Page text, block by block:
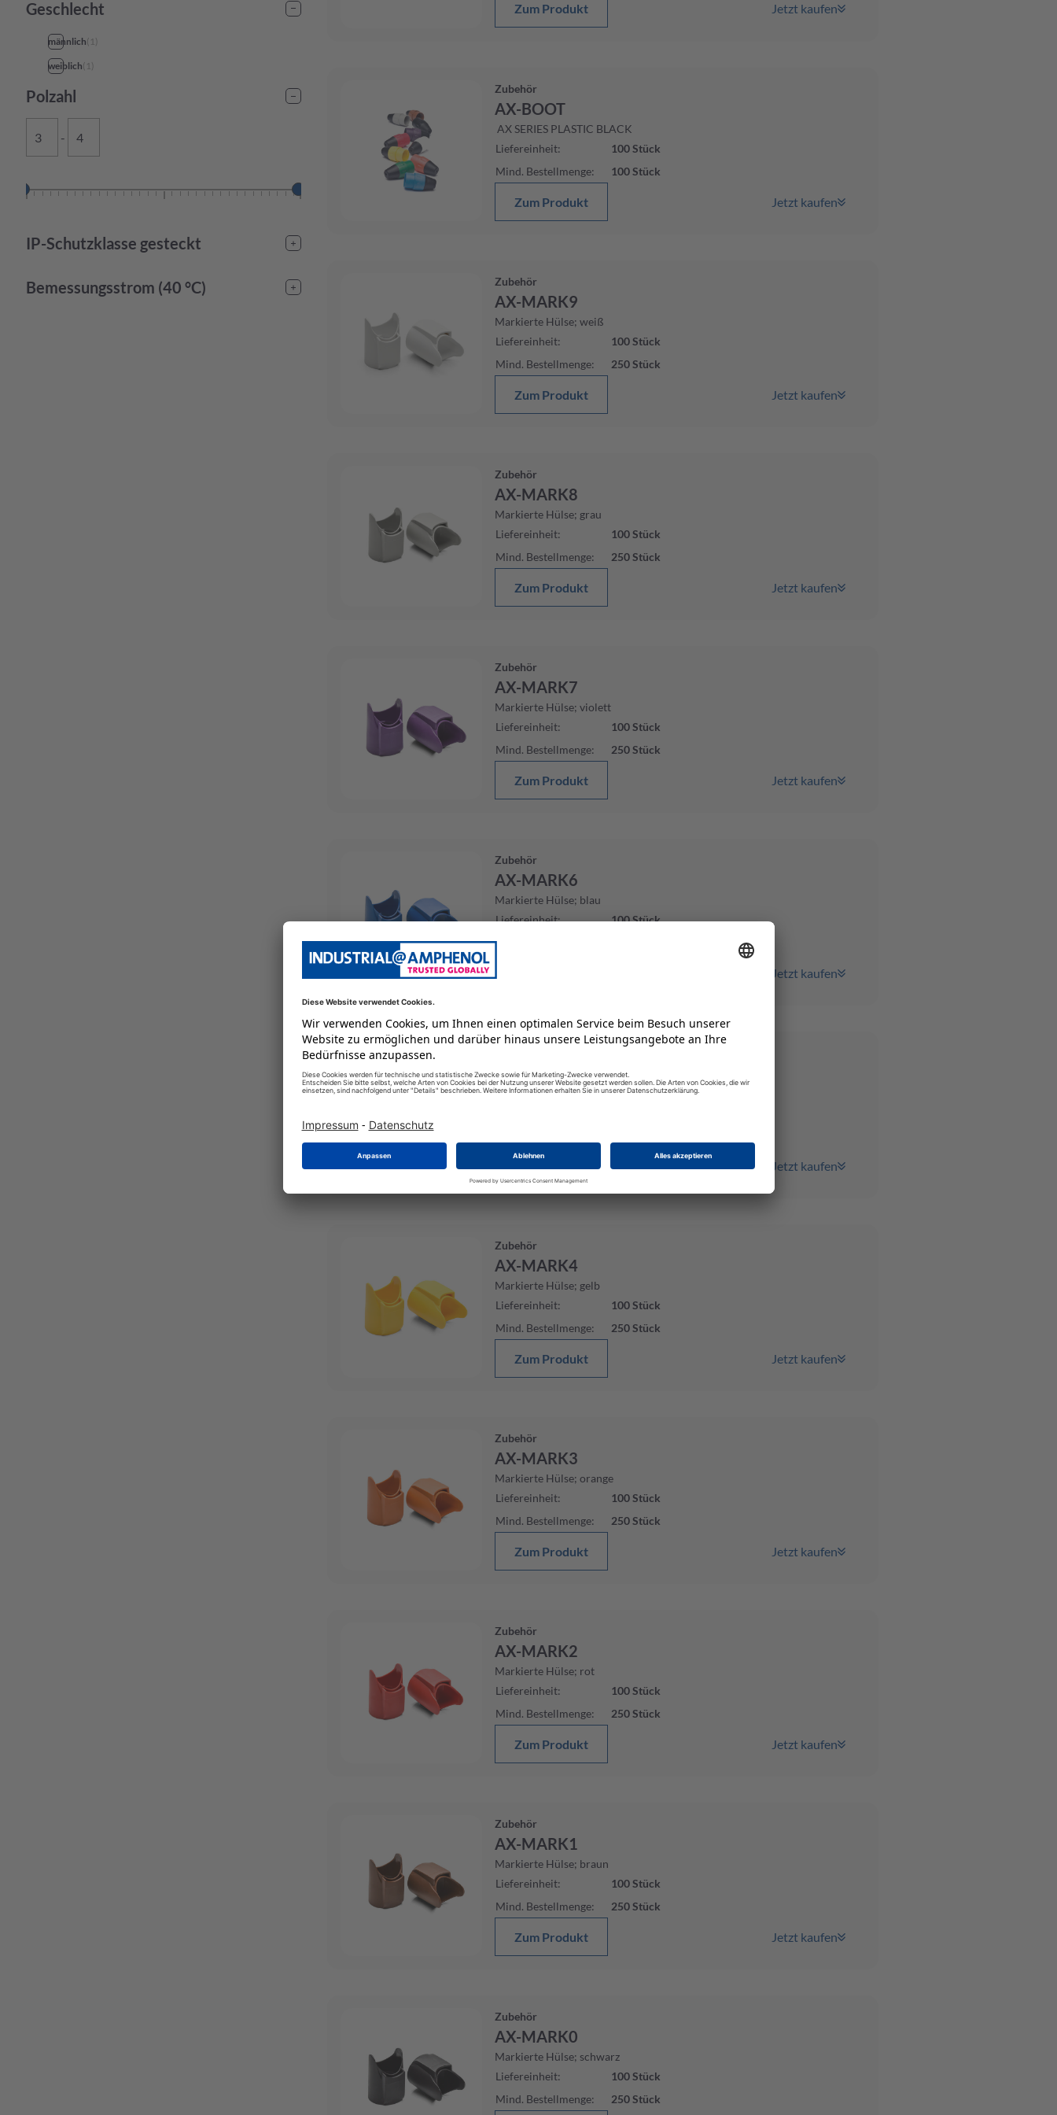
Geschlecht
männlich( 1 )
weiblich( 1)
Polzahl
-
IP-Schutzklasse gesteckt
Bemessungsstrom (40 °C)
Zum Produkt Jetzt kaufen
Zubehör
AX-BOOT
AX SERIES PLASTIC BLACK
Liefereinheit: 100Stück
Mind. Bestellmenge: 100Stück
Zum Produkt Jetzt kaufen
Zubehör
AX-MARK9
Markierte Hülse; weiß
Liefereinheit: 100Stück
Mind. Bestellmenge: 250Stück
Zum Produkt Jetzt kaufen
Zubehör
AX-MARK8
Markierte Hülse; grau
Liefereinheit: 100Stück
Mind. Bestellmenge: 250Stück
Zum Produkt Jetzt kaufen
Zubehör
AX-MARK7
Markierte Hülse; violett
Liefereinheit: 100Stück
Mind. Bestellmenge: 250Stück
Zum Produkt Jetzt kaufen
Zubehör
AX-MARK6
Markierte Hülse; blau
Liefereinheit: 100Stück
Mind. Bestellmenge
Jetzt kaufen
AX-MARK5
Markierte Hülse; grün
Zum Produkt Jetzt kaufen
Zubehör
AX-MARK4
Markierte Hülse; gelb
Liefereinheit: 100Stück
Mind. Bestellmenge: 250Stück
Zum Produkt Jetzt kaufen
Zubehör
AX-MARK3
Markierte Hülse; orange
Liefereinheit: 100Stück
Mind. Bestellmenge: 250Stück
Zum Produkt Jetzt kaufen
Zubehör
AX-MARK2
Markierte Hülse; rot
Liefereinheit: 100Stück
Mind. Bestellmenge: 250Stück
Zum Produkt Jetzt kaufen
Zubehör
AX-MARK1
Markierte Hülse; braun
Liefereinheit: 100Stück
Mind. Bestellmenge: 250Stück
Zum Produkt Jetzt kaufen
Zubehör
AX-MARK0
Markierte Hülse; schwarz
Liefereinheit: 100Stück
Mind. Bestellmenge: 250Stück